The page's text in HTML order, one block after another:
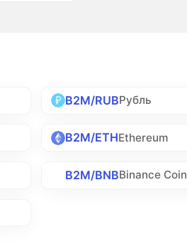
B2M/RUBРубль
B2M/ETHEthereum
B2M/BNBBinance Coin